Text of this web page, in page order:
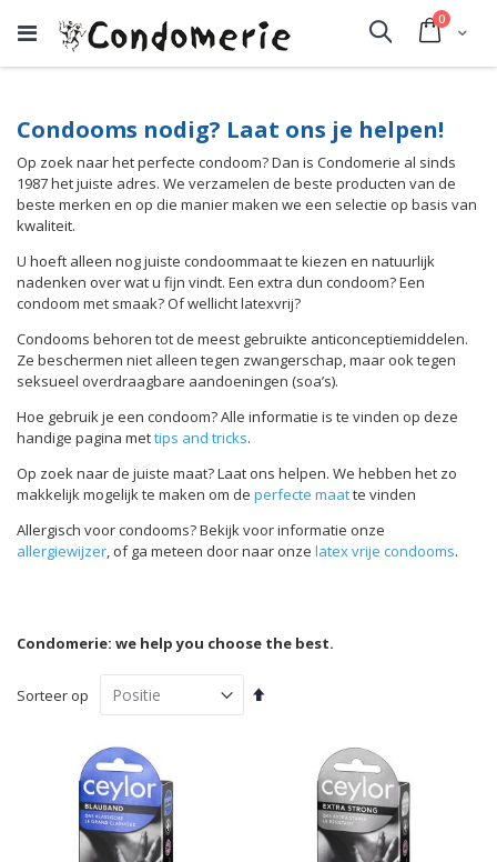
Cart
0
Search
Condooms nodig? Laat ons je helpen!
Op zoek naar het perfecte condoom? Dan is Condomerie al sinds
1987 het juiste adres. We verzamelen de beste producten van de
beste merken en op die manier maken we een selectie op basis van
kwaliteit.
U hoeft alleen nog juiste condoommaat te kiezen en natuurlijk
nadenken over wat u fijn vindt. Een extra dun condoom? Een
condoom met smaak? Of wellicht latexvrij?
Condooms behoren tot de meest gebruikte anticonceptiemiddelen.
Ze beschermen niet alleen tegen zwangerschap, maar ook tegen
seksueel overdraagbare aandoeningen (soa’s).
Hoe gebruik je een condoom? Alle informatie is te vinden op deze
handige pagina mettips and tricks.
Op zoek naar de juiste maat? Laat ons helpen. We hebben het zo
makkelijk mogelijk te maken om de perfecte maatte vinden
Allergisch voor condooms? Bekijk voor informatie onze
allergiewijzer, of ga meteen door naar onze latex vrije condooms.
Condomerie: we help you choose the best.
Sorteer op
Van
sorteren